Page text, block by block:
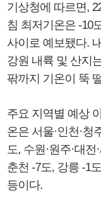
기상청에 따르면,
침 최저기온은 -10
사이로 예보됐다.
강원 내륙 및 산지
팎까지 기온이 뚝
주요 지역별 예상
온은 서울·인천·청
도, 수원·원주·대전
춘천 -7도, 강릉 -1
등이다.